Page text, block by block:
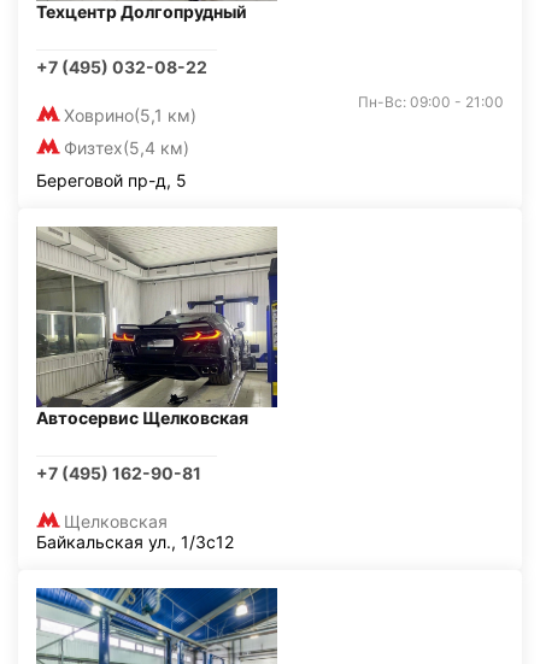
Техцентр Долгопрудный
+7 (495) 032-08-22
Ховрино(5,1 км)
Физтех(5,4 км)
Пн-Вс: 09:00 - 21:00
Береговой пр-д, 5
Автосервис Щелковская
+7 (495) 162-90-81
Щелковская
Байкальская ул., 1/3с12